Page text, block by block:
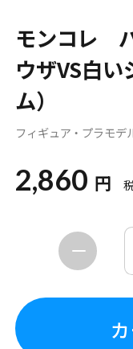
モンコレ
ウザVS白
ム）
フィギュア・プラモデ
2,860 円